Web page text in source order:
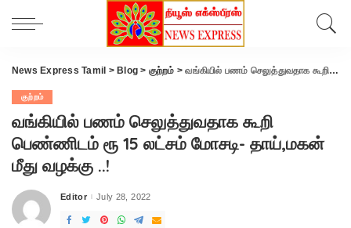
News Express Tamil > Blog > குற்றம் >வங்கியில் பணம் செலுத்துவதாக கூறி பெண்ணிடம் ரூ 15 லட்சம் மோசடி- தாய்,மகன் மீது வழக்கு ..!
குற்றம்
வங்கியில் பணம் செலுத்துவதாக கூறி
பெண்ணிடம் ரூ 15 லட்சம் மோசடி- தாய்,மகன்
மீது வழக்கு ..!
Posted
Editor July 28, 2022